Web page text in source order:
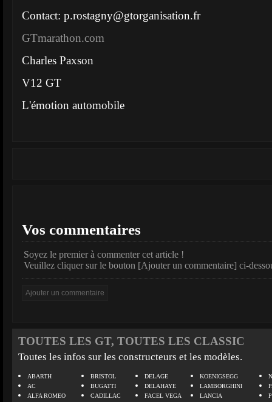
Contact: p.rostagny@gtorganisation.fr
GTmarathon.com
Charles Paxson
V12 GT
L'émotion automobile
Vos commentaires
Soyez le premier à commenter cet article !
Veuillez cliquer sur le bouton [Ajouter un commentaire] ci-
TOUTES LES GT, TOUTES LES CLASSIC
Toutes les infos sur les constructeurs et les modèles.
ABARTH
AC
ALFA ROMEO
BRISTOL
BUGATTI
CADILLAC
DELAGE
DELAHAYE
FACEL VEGA
KOENIGSEGG
LAMBORGHINI
LANCIA